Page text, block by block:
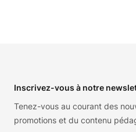
Inscrivez-vous à notre
Tenez-vous au courant des
promotions et du contenu